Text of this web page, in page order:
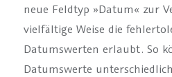
neue Feldtyp »Datum« zur
vielfältige Weise die
Datumswerten erlaubt. So
Datumswerte